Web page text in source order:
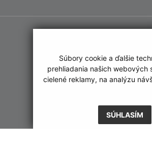
Súbory cookie a ďalšie
prehliadania našich webových
cielené reklamy, na analýzu
SÚHLASÍM